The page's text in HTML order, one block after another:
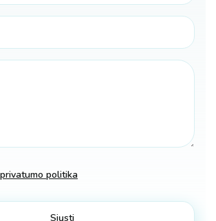
privatumo politika